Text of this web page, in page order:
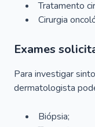
Tratamento
Cirurgia
Exames
Para investigar
dermatologista
Biópsia;